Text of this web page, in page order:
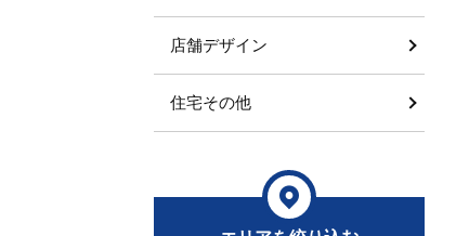
店舗デザイン
住宅その他